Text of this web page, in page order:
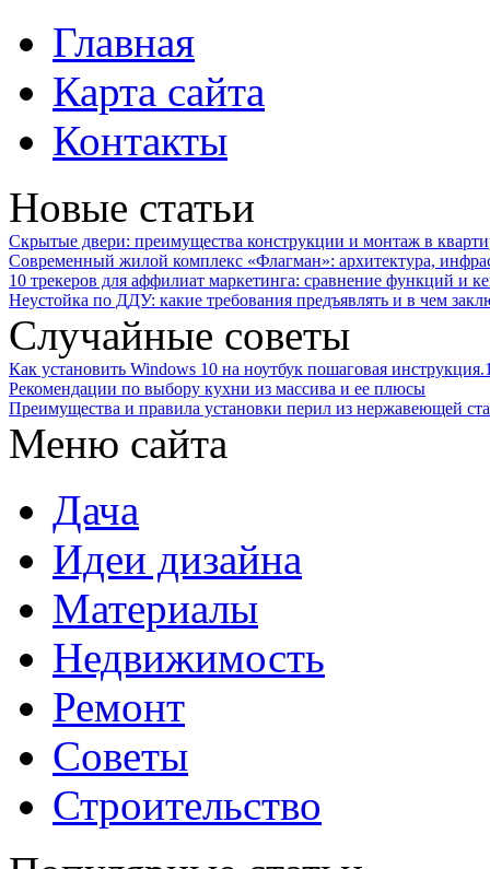
Главная
Карта сайта
Контакты
Новые статьи
Скрытые двери: преимущества конструкции и монтаж в
Современный жилой комплекс «Флагман»: архитектура,
10 трекеров для аффилиат маркетинга: сравнение функций и
Неустойка по ДДУ: какие требования предъявлять и в чем
Случайные советы
Как установить Windows 10 на ноутбук пошаговая
Рекомендации по выбору кухни из массива и ее плюсы
Преимущества и правила установки перил из нержавеющей
Меню сайта
Дача
Идеи дизайна
Материалы
Недвижимость
Ремонт
Советы
Строительство